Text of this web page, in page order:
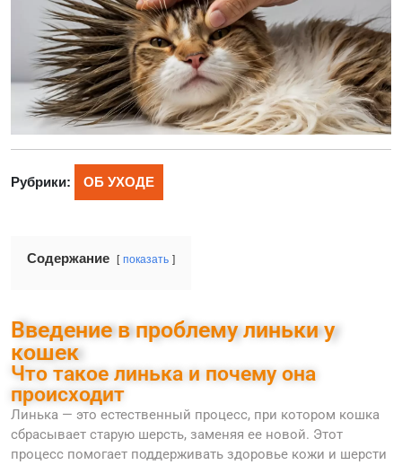
Рубрики: ОБ УХОДЕ
Содержание показать
Введение в проблему линьки у
кошек
Что такое линька и почему она
происходит
Линька — это естественный процесс, при котором кошка
сбрасывает старую шерсть, заменяя ее новой. Этот
процесс помогает поддерживать здоровье кожи и шерсти